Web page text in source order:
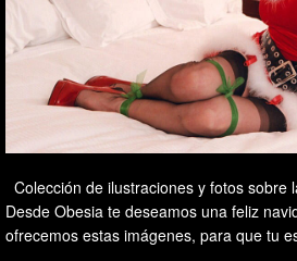
Colección de ilustraciones y fotos sobre
Desde Obesia te deseamos una feliz
ofrecemos estas imágenes, para que tu